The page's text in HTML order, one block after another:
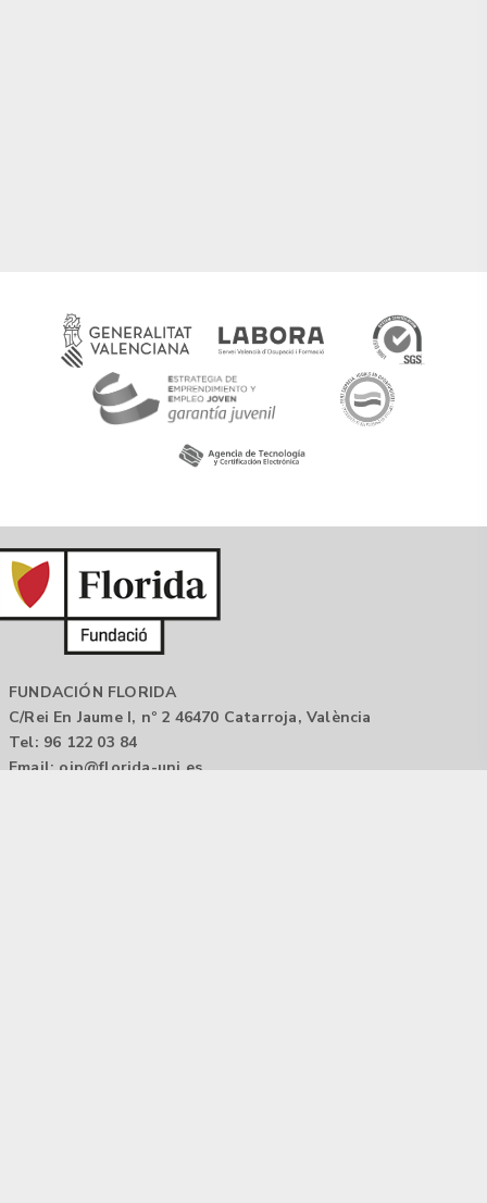
FUNDACIÓN FLORIDA
C/Rei En Jaume I, nº 2 46470 Catarroja, València
Tel: 96 122 03 84
Email: oip@florida-uni.es